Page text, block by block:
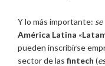
Y lo más importante:
América Latina «
pueden inscribirse
sector de las fintech (